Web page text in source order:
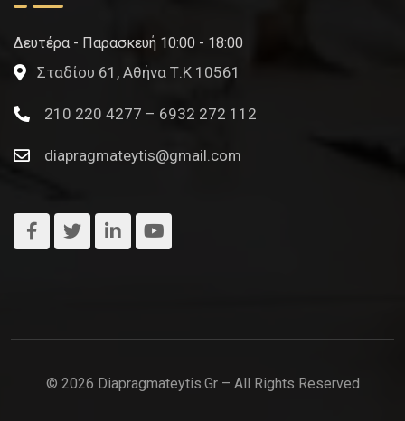
Δευτέρα - Παρασκευή 10:00 - 18:00
Σταδίου 61, Αθήνα Τ.Κ 10561
210 220 4277 – 6932 272 112
diapragmateytis@gmail.com
© 2026 Diapragmateytis.gr – All Rights Reserved